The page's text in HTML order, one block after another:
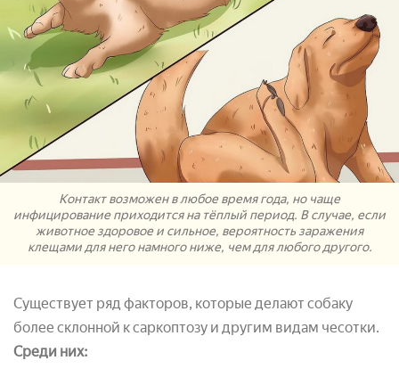
Контакт возможен в любое время года, но чаще
инфицирование приходится на тёплый период. В случае, если
животное здоровое и сильное, вероятность заражения
клещами для него намного ниже, чем для любого другого.
Существует ряд факторов, которые делают собаку
более склонной к саркоптозу и другим видам чесотки.
Среди них: